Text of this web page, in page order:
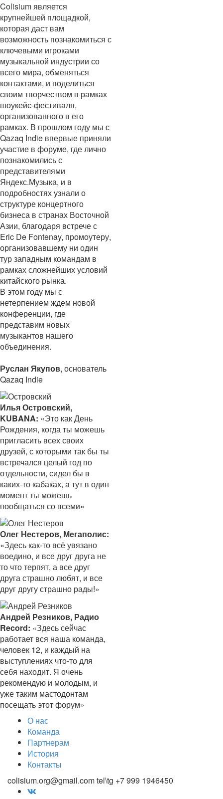
Colisium является
крупнейшей площадкой,
которая даст вам
возможность познакомиться с
ключевыми игроками
музыкальной индустрии со
всего мира, обменяться
контактами, и поделиться
своим творчеством в рамках
шоукейс-фестиваля,
организованного в его
рамках. В прошлом году мы с
Qazaq Indie впервые приняли
участие в форуме, где лично
познакомились с
представителями
Яндекс.Музыка, и в
подробностях узнали о
структуре концертного
бизнеса в странах Восточной
Азии, благодаря встрече с
Eric De Fontenay, промоутеру,
организовавшему ни один
тур западным командам в
рамках сложнейших условий
китайского рынка.
В этом году мы с
нетерпением ждем новой
конференции, где
представим новых
музыкантов нашего
объединения.
Руслан Якупов, основатель
Qazaq Indie
Илья Островский,
KUBANA: «Это как День
Рождения, когда ты можешь
пригласить всех своих
друзей, с которыми так бы ты
встречался целый год по
отдельности, сидел бы в
каких-то кабаках, а тут в один
момент ты можешь
пообщаться со всеми»
Олег Нестеров, Мегаполис:
«Здесь как-то всё увязано
воедино, и все друг друга не
то что терпят, а все друг
друга страшно любят, и все
друг другу страшно рады!»
Андрей Резников, Радио
Record: «Здесь сейчас
работает вся наша команда,
человек 12, и каждый на
выступлениях что-то для
себя находит. Я очень
рекомендую и молодым, и
уже таким мастодонтам
посещать этот форум»
О нас
Команда
Партнерам
История
Контакты
colisium.org@gmail.comtel\tg +7 999 1946450